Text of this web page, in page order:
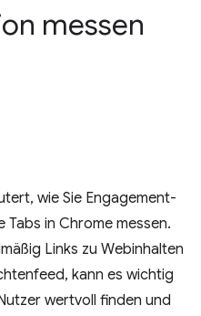
messen
wie Sie Engagement-
in Chrome messen.
Links zu Webinhalten
kann es wichtig
wertvoll finden und